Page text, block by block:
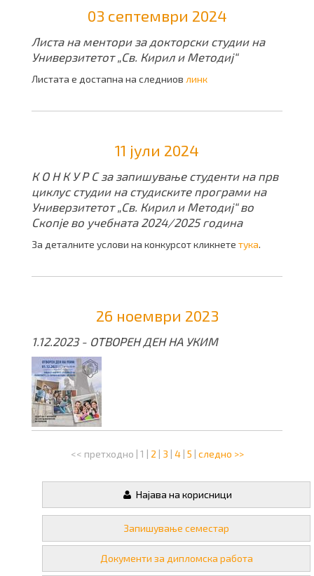
03 септември 2024
Листа на ментори за докторски студии на
Универзитетот „Св. Кирил и Методиј“
Листата е достапна на следниов линк
11 јули 2024
К О Н К У Р С за запишување студенти на прв
циклус студии на студиските програми на
Универзитетот „Св. Кирил и Методиј“ во
Скопје во учебната 2024/2025 година
За деталните услови на конкурсот кликнете тука.
26 ноември 2023
1.12.2023 - ОТВОРЕН ДЕН НА УКИМ
<< претходно | 1 | 2 | 3 | 4| 5 | следно >>
Најава на корисници
Запишување семестар
Документи за дипломска работа